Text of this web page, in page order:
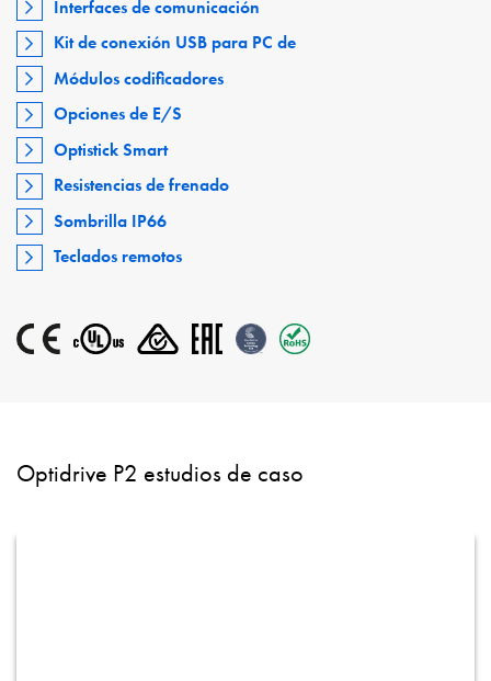
Interfaces de comunicación
Kit de conexión USB para PC de
Módulos codificadores
Opciones de E/S
Optistick Smart
Resistencias de frenado
Sombrilla IP66
Teclados remotos
Optidrive P2 estudios de caso